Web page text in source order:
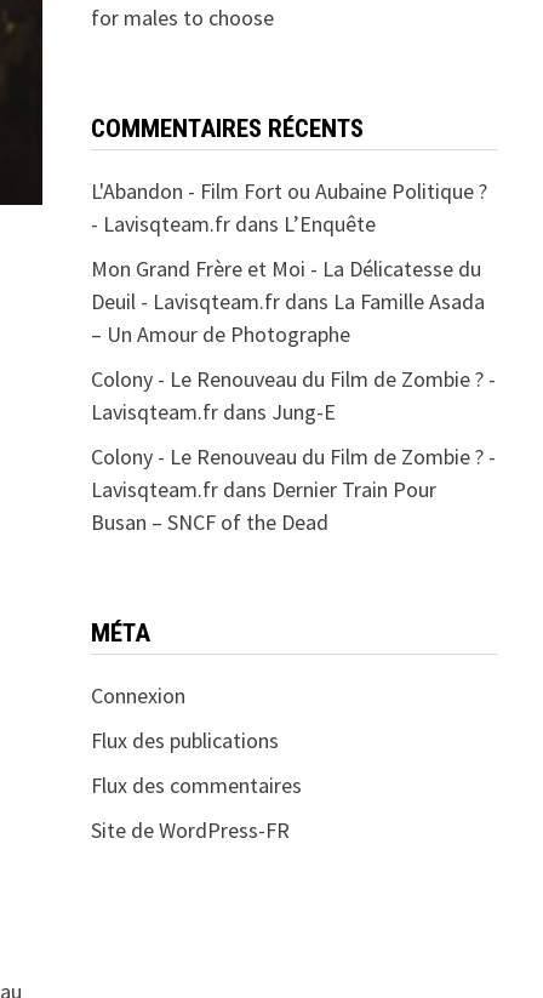
for males to choose
COMMENTAIRES RÉCENTS
L'Abandon - Film Fort ou Aubaine Politique ?
- Lavisqteam.frdans L’Enquête
Mon Grand Frère et Moi - La Délicatesse du
Deuil - Lavisqteam.frdans La Famille Asada
– Un Amour de Photographe
Colony - Le Renouveau du Film de Zombie ? -
Lavisqteam.frdans Jung-E
Colony - Le Renouveau du Film de Zombie ? -
Lavisqteam.frdans Dernier Train Pour
Busan – SNCF of the Dead
MÉTA
Connexion
Flux des publications
Flux des commentaires
Site de WordPress-FR